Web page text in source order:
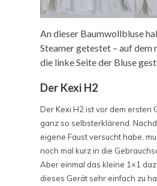
An dieser Baumwollbluse
Steamer getestet – auf dem
die linke Seite der Bluse
Der Kexi H2
Der Kexi H2 ist vor dem ersten
ganz so selbsterklärend.
eigene Faust versucht habe,
noch mal kurz in die
Aber einmal das kleine 1×1
dieses Gerät sehr einfach zu